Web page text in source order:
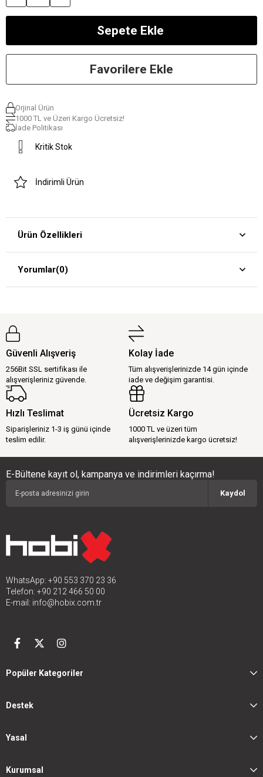
Favorilere Ekle
Orjinal Ürün
1000 TL ve Üzeri Kargo Ücretsiz!
İade Politikası
Kritik Stok
İndirimli Ürün
Ürün Özellikleri
Yorumlar(0)
Güvenli Alışveriş
256Bit SSL sertifikası ile
alışverişleriniz güvende.
Kolay İade
Tüm alışverişlerinizde 14 gün içinde
iade ve değişim garantisi.
Hızlı Teslimat
Siparişleriniz 1-3 iş günü içinde
teslim edilir.
Ücretsiz Kargo
1000 TL ve üzeri tüm
alışverişlerinizde kargo ücretsiz!
E-Bültene kayıt ol, kampanya ve indirimleri kaçırma!
Kaydol
WhatsApp: +90 553 370 23 36
Telefon: +90 212 466 50 00
E-mail: info@hobix.com.tr
Popüler Kategoriler
Destek
Yasal
Kurumsal